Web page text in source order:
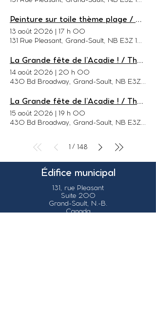
Peinture sur toile thème plage / Beach Canvas Painting
13 août 2026
17 h 00
131 Rue Pleasant, Grand-Sault, NB E3Z 1G6,
La Grande fête de l’Acadie ! / The Great Acadian Day!
14 août 2026
20 h 00
430 Bd Broadway, Grand-Sault, NB E3Z
La Grande fête de l’Acadie ! / The Great Acadian Day!
15 août 2026
19 h 00
430 Bd Broadway, Grand-Sault, NB E3Z
1 / 148
Édifice municipal
131, rue Pleasant
Suite 200
Grand-Sault, N.-B.
Canada